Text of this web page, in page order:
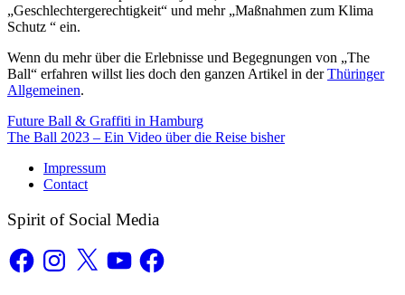
„Geschlechtergerechtigkeit“ und mehr „Maßnahmen zum Klima
Schutz “ ein.
Wenn du mehr über die Erlebnisse und Begegnungen von „The
Ball“ erfahren willst lies doch den ganzen Artikel in derThüringer
Allgemeinen.
Post
navigation
Future Ball & Graffiti in Hamburg
The Ball 2023 – Ein Video über die Reise bisher
Impressum
Contact
Spirit of Social Media
FacebookInstagram
X YouTubeFacebook